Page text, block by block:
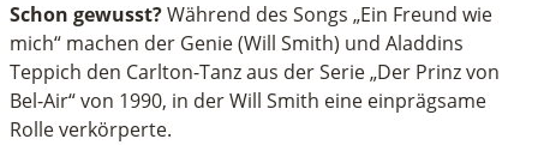
Schon gewusst?Während des Songs „Ein Freund wie
mich“ machen der Genie (Will Smith) und Aladdins
Teppich den Carlton-Tanz aus der Serie „Der Prinz von
Bel-Air“ von 1990, in der Will Smith eine einprägsame
Rolle verkörperte.